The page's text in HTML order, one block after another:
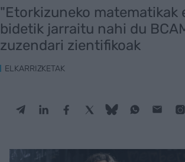
"Etorkizuneko matematikak
bidetik jarraitu nahi du
zuzendari zientifikoak
ELKARRIZKETAK